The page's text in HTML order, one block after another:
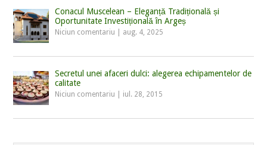
Conacul Muscelean – Eleganță Tradițională și
Oportunitate Investițională în Argeș
Niciun comentariu aug. 4, 2025
Secretul unei afaceri dulci: alegerea echipamentelor de
calitate
Niciun comentariu iul. 28, 2015